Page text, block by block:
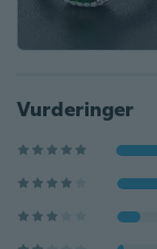
Vurderinger